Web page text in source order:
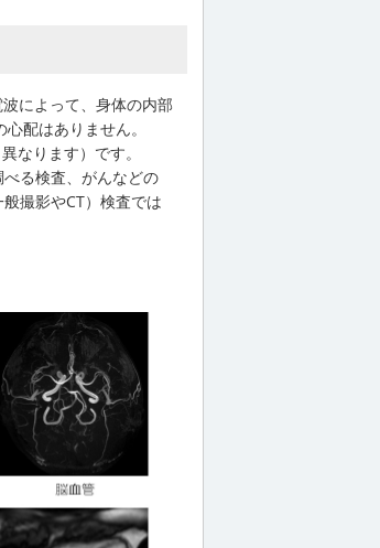
によって、身体の内部
配はありません。
なります）です。
る検査、がんなどの
撮影やCT）検査では